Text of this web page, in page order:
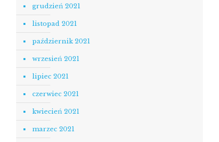
grudzień 2021
listopad 2021
październik 2021
wrzesień 2021
lipiec 2021
czerwiec 2021
kwiecień 2021
marzec 2021